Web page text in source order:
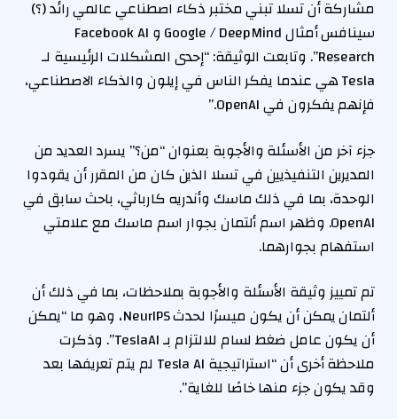
مشاركة أن تسلا تبني مختبر ذكاء اصطناعي عالمي رائد (؟)
سينافس أمثال Google / DeepMind و Facebook AI
Research”. وتابعت الوثيقة: “إحدى المشكلات الرئيسية لـ
Tesla هي عندما يفكر الناس في إيلون والذكاء الاصطناعي،
فإنهم يفكرون في OpenAI.”
جزء آخر من الأسئلة والأجوبة بعنوان “من؟” يسرد العديد من
المديرين التنفيذيين في تسلا الذين كان من المقرر أن يقودوا
الوحدة، بما في ذلك ماسك وأندريه كارباثي، باحث سابق في
OpenAI. وظهر اسم ألتمان بجوار اسم ماسك مع علامتي
استفهام بجوارهما.
تم تمييز وثيقة الأسئلة والأجوبة بملاحظات، بما في ذلك أن
ألتمان يمكن أن يكون ميسرًا لحدث NeurIPS، وهو ما “يمكن
أن يكون عامل ضغط لسام للالتزام بـ TeslaAI”. وذكرت
ملاحظة أخرى أن “استراتيجية Tesla AI لم يتم تعريفها بعد
وقد يكون جزء منها خاصًا للغاية”.